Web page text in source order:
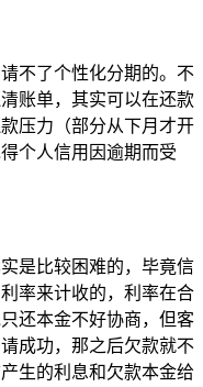
不了个性化分期的。不
账单，其实可以在还款
压力（部分从下月才开
个人信用因逾期而受
是比较困难的，毕竟信
率来计收的，利率在合
还本金不好协商，但客
成功，那之后欠款就不
生的利息和欠款本金给